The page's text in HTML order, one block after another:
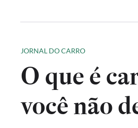
JORNAL DO CARRO
O que é
você não